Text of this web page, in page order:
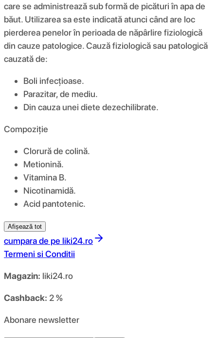
care se administrează sub formă de picături în apa de
băut. Utilizarea sa este indicată atunci când are loc
pierderea penelor în perioada de năpârlire fiziologică
din cauze patologice. Cauză fiziologică sau patologică
cauzată de:
Boli infecțioase.
Parazitar, de mediu.
Din cauza unei diete dezechilibrate.
Compoziţie
Clorură de colină.
Metionină.
Vitamina B.
Nicotinamidă.
Acid pantotenic.
Afișează tot
cumpara de pe liki24.ro
Termeni si Conditii
Magazin: liki24.ro
Cashback: 2 %
Abonare newsletter